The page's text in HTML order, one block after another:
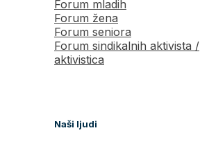
Forum mladih
Forum žena
Forum seniora
Forum sindikalnih aktivista /
aktivistica
Naši ljudi